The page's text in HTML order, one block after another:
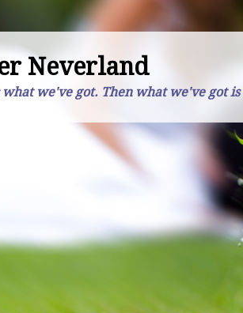
Neverland
we've got. Then what we've got is